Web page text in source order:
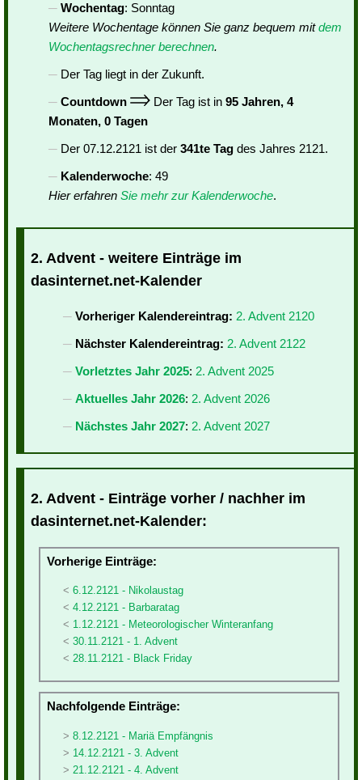
Wochentag: Sonntag
Weitere Wochentage können Sie ganz bequem mitdem
Wochentagsrechner berechnen.
Der Tag liegt in der Zukunft.
Countdown
Der Tag ist in 95 Jahren, 4
Monaten, 0 Tagen
Der 07.12.2121 ist der 341te Tag des Jahres 2121.
Kalenderwoche: 49
Hier erfahren Sie mehr zur Kalenderwoche.
2. Advent - weitere Einträge im
dasinternet.net-Kalender
Vorheriger Kalendereintrag: 2. Advent 2120
Nächster Kalendereintrag: 2. Advent 2122
Vorletztes Jahr 2025: 2. Advent 2025
Aktuelles Jahr 2026: 2. Advent 2026
Nächstes Jahr 2027: 2. Advent 2027
2. Advent - Einträge vorher / nachher im
dasinternet.net-Kalender:
Vorherige Einträge:
6.12.2121 - Nikolaustag
4.12.2121 - Barbaratag
1.12.2121 - Meteorologischer Winteranfang
30.11.2121 - 1. Advent
28.11.2121 - Black Friday
Nachfolgende Einträge:
8.12.2121 - Mariä Empfängnis
14.12.2121 - 3. Advent
21.12.2121 - 4. Advent